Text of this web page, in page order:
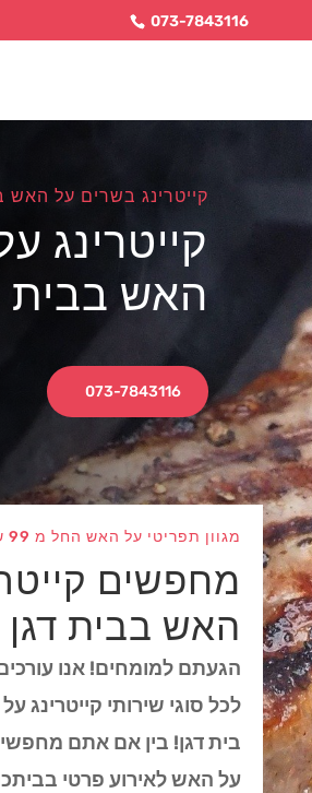
073-7843116
קייטרינג בשרים על האש
קייטרינג
האש בבית
073-7843116
מגוון תפריטי על האש החל מ 99 ש"ח לסועד
מחפשים
האש בבית דגן
הגעתם למומחים! אנו
לכל סוגי שירותי קייטרינג
בית דגן! בין אם אתם
על האש לאירוע פרטי